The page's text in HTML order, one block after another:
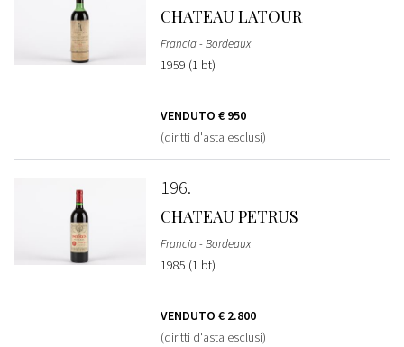
CHATEAU LATOUR
Francia - Bordeaux
1959 (1 bt)
VENDUTO € 950
(diritti d'asta esclusi)
196
CHATEAU PETRUS
Francia - Bordeaux
1985 (1 bt)
VENDUTO € 2.800
(diritti d'asta esclusi)